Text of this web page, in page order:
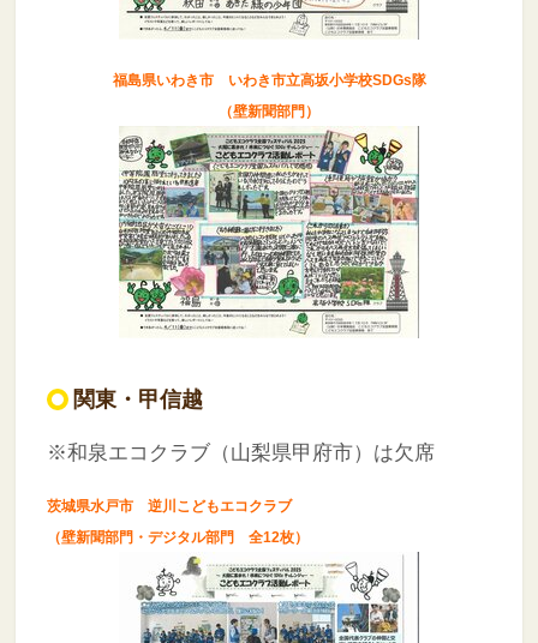
福島県いわき市 いわき市立高坂小学校SDGs隊
（壁新聞部門）
関東・甲信越
※和泉エコクラブ（山梨県甲府市）は欠席
茨城県水戸市 逆川こどもエコクラブ
（壁新聞部門・デジタル部門 全12枚）